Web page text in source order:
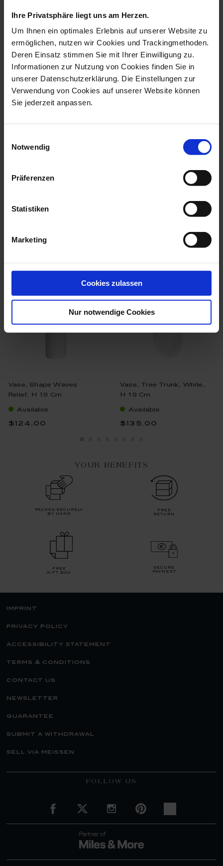
Ihre Privatsphäre liegt uns am Herzen.
Um Ihnen ein optimales Erlebnis auf unserer Website zu
ermöglichen, nutzen wir Cookies und Trackingmethoden.
Deren Einsatz stimmen Sie mit Ihrer Einwilligung zu.
Informationen zur Nutzung von Cookies finden Sie in
unserer Datenschutzerklärung. Die Einstellungen zur
Verwendung von Cookies auf unserer Website können
Sie jederzeit anpassen.
Notwendig
Präferenzen
Statistiken
Marketing
Cookies zulassen
Nur notwendige Cookies
collection
Available
Platter, Shape MEISSEN®
Vase, Shape Waves
Relief, H 19 Cm
Available
$124.00
Vase, Tree Trunk, White,
H 19 Cm
Available
$135.00
YOUR BENEFITS
packed securely
by hand
free
return
free
gift box
secure
payment
imprint
privacy policy
accessibility statement
terms & conditions
contact us
newsletter
guarantee
submit a withdrawal
sell via meissen
FOLLOW US